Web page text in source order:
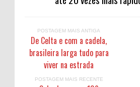
POSTAGEM MAIS ANTIGA
De Celta e com a cadela,
brasileira larga tudo para
viver na estrada
POSTAGEM MAIS RECENTE